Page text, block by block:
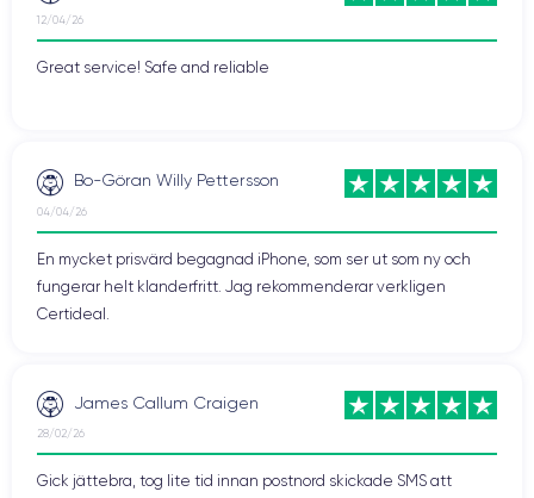
12/04/26
Great service! Safe and reliable
Bo-Göran Willy Pettersson
04/04/26
En mycket prisvärd begagnad iPhone, som ser ut som ny och
fungerar helt klanderfritt. Jag rekommenderar verkligen
Certideal.
James Callum Craigen
28/02/26
Gick jättebra, tog lite tid innan postnord skickade SMS att